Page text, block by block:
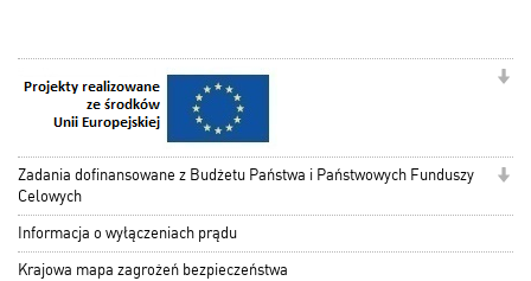
Zadania dofinansowane z Budżetu Państwa i Państwowych Funduszy
Celowych
Informacja o wyłączeniach prądu
Krajowa mapa zagrożeń bezpieczeństwa